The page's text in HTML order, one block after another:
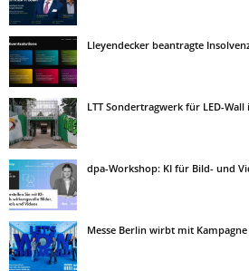
Lleyendecker beantragte
LTT Sondertragwerk für LED-
dpa-Workshop: KI für Bild- und
Messe Berlin wirbt mit